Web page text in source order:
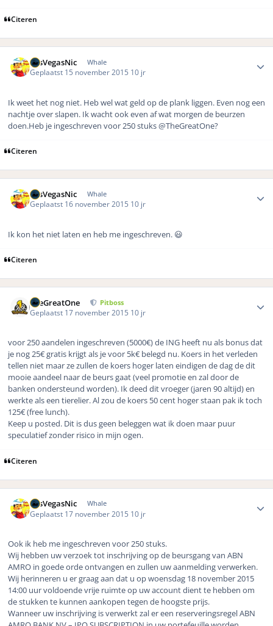
Citeren
LasVegasNic Whale
Geplaatst 15 november 2015 10 jr
Ik weet het nog niet. Heb wel wat geld op de plank liggen. Even nog een
nachtje over slapen. Ik wacht ook even af wat morgen de beurzen
doen.Heb je ingeschreven voor 250 stuks @TheGreatOne?
Citeren
LasVegasNic Whale
Geplaatst 16 november 2015 10 jr
Ik kon het niet laten en heb me ingeschreven. 😃
Citeren
TheGreatOne Pitboss
Geplaatst 17 november 2015 10 jr
voor 250 aandelen ingeschreven (5000€) de ING heeft nu als bonus dat
je nog 25€ gratis krijgt als je voor 5k€ belegd nu. Koers in het verleden
tellen niet maar ze zullen de koers hoger laten eindigen de dag de dit
mooie aandeel naar de beurs gaat (veel promotie en zal door de
banken ondersteund worden). Ik deed dit vroeger (jaren 90 altijd) en
werkte als een tierelier. Al zou de koers 50 cent hoger staan pak ik toch
125€ (free lunch).
Keep u posted. Dit is dus geen beleggen wat ik doen maar puur
speculatief zonder risico in mijn ogen.
Citeren
LasVegasNic Whale
Geplaatst 17 november 2015 10 jr
Ook ik heb me ingeschreven voor 250 stuks.
Wij hebben uw verzoek tot inschrijving op de beursgang van ABN
AMRO in goede orde ontvangen en zullen uw aanmelding verwerken.
Wij herinneren u er graag aan dat u op woensdag 18 november 2015
14:00 uur voldoende vrije ruimte op uw account dient te hebben om
de stukken te kunnen aankopen tegen de hoogste prijs.
Wanneer uw inschrijving is verwerkt zal er een reserveringsregel ABN